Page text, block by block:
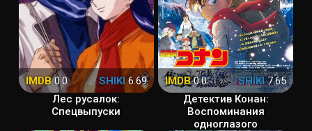
IMDB0.0 SHIKI6.69
Лес русалок:
Спецвыпуски
IMDB0.0 SHIKI7.65
Детектив Конан:
Воспоминания
одноглазого